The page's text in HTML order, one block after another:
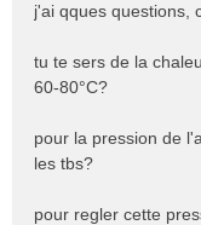
a
e
n
l
u
j'ai qques questions,
tu te sers de la
60-80°C?
pour la pression de
les tbs?
pour regler cette